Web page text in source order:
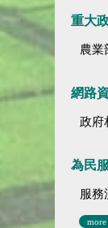
重大
農業
網路
政府
為民
服務
more